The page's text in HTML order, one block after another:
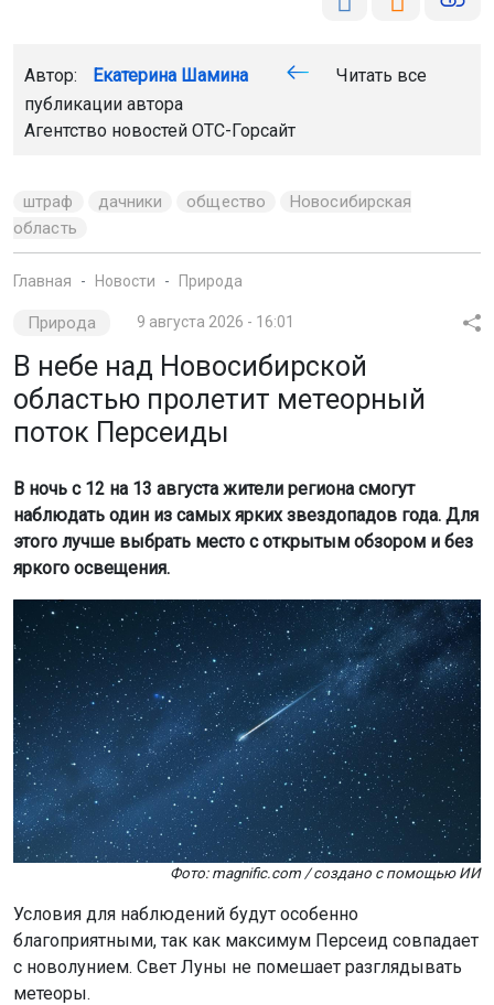
Автор: Екатерина Шамина
Читать все
публикации автора
Агентство новостей ОТС-Горсайт
штраф дачники общество
Новосибирская
область
Главная Новости Природа
Природа 9 августа 2026 - 16:01
В небе над Новосибирской
областью пролетит метеорный
поток Персеиды
В ночь с 12 на 13 августа жители региона смогут
наблюдать один из самых ярких звездопадов года. Для
этого лучше выбрать место с открытым обзором и без
яркого освещения.
Фото: magnific.com / создано с помощью ИИ
Условия для наблюдений будут особенно
благоприятными, так как максимум Персеид совпадает
с новолунием. Свет Луны не помешает разглядывать
метеоры.